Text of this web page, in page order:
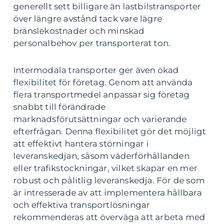
generellt sett billigare än lastbilstransporter
över längre avstånd tack vare lägre
bränslekostnader och minskad
personalbehov per transporterat ton.
Intermodala transporter ger även ökad
flexibilitet för företag. Genom att använda
flera transportmedel anpassar sig företag
snabbt till förändrade
marknadsförutsättningar och varierande
efterfrågan. Denna flexibilitet gör det möjligt
att effektivt hantera störningar i
leveranskedjan, såsom väderförhållanden
eller trafikstockningar, vilket skapar en mer
robust och pålitlig leveranskedja. För de som
är intresserade av att implementera hållbara
och effektiva transportlösningar
rekommenderas att överväga att arbeta med